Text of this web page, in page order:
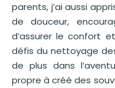
parents, j’ai aussi
de douceur,
d’assurer le confort
défis du nettoyage
de plus dans
propre à créé des